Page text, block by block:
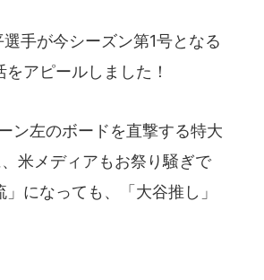
手が今シーズン第1号となる
アピールしました！
ン左のボードを直撃する特大
米メディアもお祭り騒ぎで
になっても、「大谷推し」